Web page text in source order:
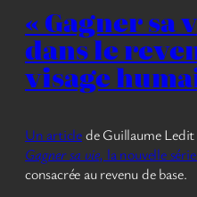
« Gagner sa
dans le
visage
Un articlede Guillaume
Gagner sa vie, la nouvelle
consacrée au revenu de base.